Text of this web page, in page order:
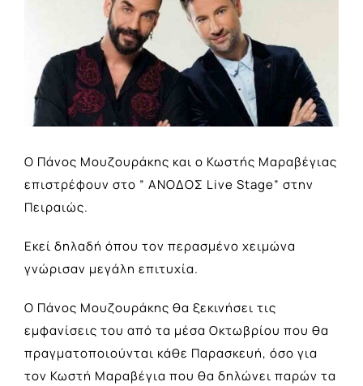
Ο Πάνος Μουζουράκης και ο Κωστής Μαραβέγιας
επιστρέφουν στο ” ΑΝΟΔΟΣ Live Stage” στην
Πειραιώς.
Εκεί δηλαδή όπου τον περασμένο χειμώνα
γνώρισαν μεγάλη επιτυχία.
Ο Πάνος Μουζουράκης θα ξεκινήσει τις
εμφανίσεις του από τα μέσα Οκτωβρίου που θα
πραγματοποιούνται κάθε Παρασκευή, όσο για
τον Κωστή Μαραβέγια που θα δηλώνει παρών τα